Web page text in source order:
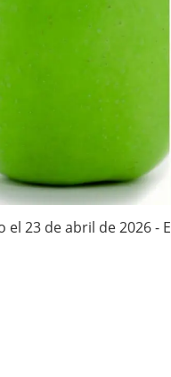
el 23 de abril de 2026 -